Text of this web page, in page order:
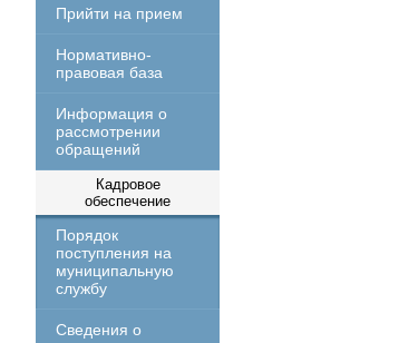
Прийти на прием
Нормативно-
правовая база
Информация о
рассмотрении
обращений
Кадровое
обеспечение
Порядок
поступления на
муниципальную
службу
Сведения о